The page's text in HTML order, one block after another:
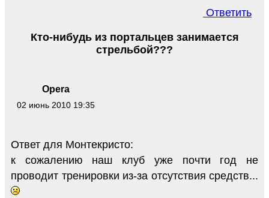
Ответить
Opera
02 июнь 2010 19:35
Кто-нибудь из портальцев занимается
стрельбой???
Ответ для Монтекристо:
к сожалению наш клуб уже почти год не
проводит тренировки из-за отсутствия средств...